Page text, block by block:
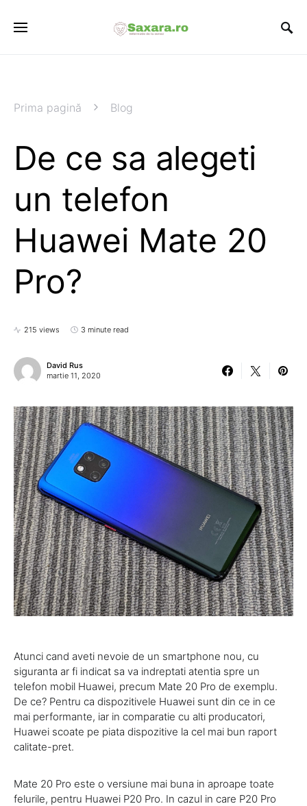
Prima pagină Blog
De ce sa alegeti
un telefon
Huawei Mate 20
Pro?
215 views 3 minute read
David Rus
martie 11, 2020
Atunci cand aveti nevoie de un smartphone nou, cu
siguranta ar fi indicat sa va indreptati atentia spre un
telefon mobil Huawei, precum Mate 20 Pro de exemplu.
De ce? Pentru ca dispozitivele Huawei sunt din ce in ce
mai performante, iar in comparatie cu alti producatori,
Huawei scoate pe piata dispozitive la cel mai bun raport
calitate-pret.
Mate 20 Pro este o versiune mai buna in aproape toate
felurile, pentru Huawei P20 Pro. In cazul in care P20 Pro